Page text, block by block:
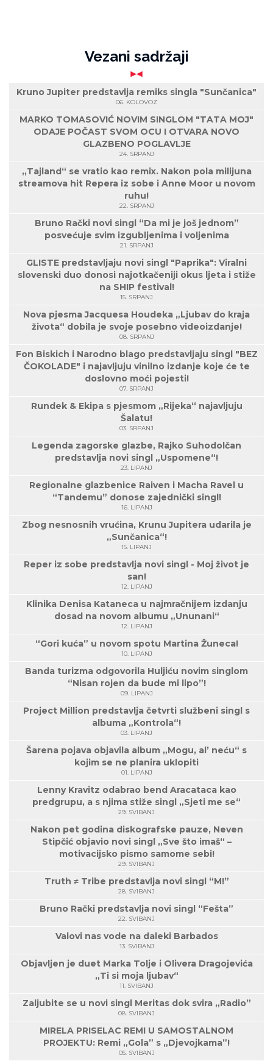
Vezani sadržaji
Kruno Jupiter predstavlja remiks singla "Sunčanica"
06. KOLOVOZ
MARKO TOMASOVIĆ NOVIM SINGLOM "TATA MOJ"
ODAJE POČAST SVOM OCU I OTVARA NOVO
GLAZBENO POGLAVLJE
24. SRPANJ
„Tajland“ se vratio kao remix. Nakon pola milijuna
streamova hit Repera iz sobe i Anne Moor u novom
ruhu!
22. SRPANJ
Bruno Rački novi singl “Da mi je još jednom”
posvećuje svim izgubljenima i voljenima
21. SRPANJ
GLISTE predstavljaju novi singl "Paprika": Viralni
slovenski duo donosi najotkačeniji okus ljeta i stiže
na SHIP festival!
15. SRPANJ
Nova pjesma Jacquesa Houdeka „Ljubav do kraja
života“ dobila je svoje posebno videoizdanje!
08. SRPANJ
Fon Biskich i Narodno blago predstavljaju singl "BEZ
ČOKOLADE" i najavljuju vinilno izdanje koje će te
doslovno moći pojesti!
07. SRPANJ
Rundek & Ekipa s pjesmom „Rijeka“ najavljuju
Šalatu!
03. SRPANJ
Legenda zagorske glazbe, Rajko Suhodolčan
predstavlja novi singl „Uspomene“!
23. LIPANJ
Regionalne glazbenice Raiven i Macha Ravel u
“Tandemu” donose zajednički singl!
16. LIPANJ
Zbog nesnosnih vrućina, Krunu Jupitera udarila je
„Sunčanica“!
15. LIPANJ
Reper iz sobe predstavlja novi singl - Moj život je
san!
12. LIPANJ
Klinika Denisa Kataneca u najmračnijem izdanju
dosad na novom albumu „Ununani“
12. LIPANJ
“Gori kuća” u novom spotu Martina Žuneca!
10. LIPANJ
Banda turizma odgovorila Huljiću novim singlom
“Nisan rojen da bude mi lipo”!
09. LIPANJ
Project Million predstavlja četvrti službeni singl s
albuma „Kontrola“!
03. LIPANJ
Šarena pojava objavila album „Mogu, al’ neću“ s
kojim se ne planira uklopiti
01. LIPANJ
Lenny Kravitz odabrao bend Aracataca kao
predgrupu, a s njima stiže singl „Sjeti me se“
29. SVIBANJ
Nakon pet godina diskografske pauze, Neven
Stipčić objavio novi singl „Sve što imaš“ –
motivacijsko pismo samome sebi!
29. SVIBANJ
Truth ≠ Tribe predstavlja novi singl “M!”
28. SVIBANJ
Bruno Rački predstavlja novi singl “Fešta”
22. SVIBANJ
Valovi nas vode na daleki Barbados
13. SVIBANJ
Objavljen je duet Marka Tolje i Olivera Dragojevića
„Ti si moja ljubav“
11. SVIBANJ
Zaljubite se u novi singl Meritas dok svira „Radio”
08. SVIBANJ
MIRELA PRISELAC REMI U SAMOSTALNOM
PROJEKTU: Remi „Gola” s „Djevojkama”!
05. SVIBANJ